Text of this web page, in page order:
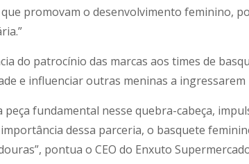
promovam o desenvolvimento feminino,
do patrocínio das marcas aos times de
e influenciar outras meninas a
fundamental nesse quebra-cabeça,
dessa parceria, o basquete
pontua o CEO do Enxuto